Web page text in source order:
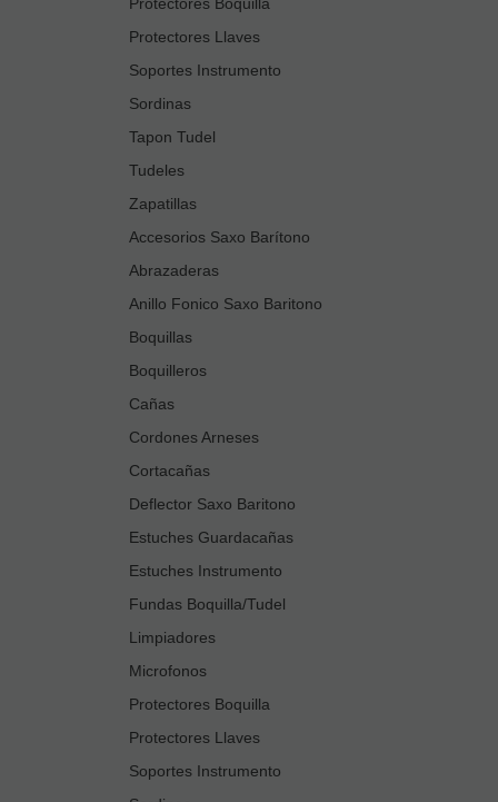
Protectores Llaves
Soportes Instrumento
Sordinas
Tapon Tudel
Tudeles
Zapatillas
Accesorios Saxo Barítono
Abrazaderas
Anillo Fonico Saxo Baritono
Boquillas
Boquilleros
Cañas
Cordones Arneses
Cortacañas
Deflector Saxo Baritono
Estuches Guardacañas
Estuches Instrumento
Fundas Boquilla/Tudel
Limpiadores
Microfonos
Protectores Boquilla
Protectores Llaves
Soportes Instrumento